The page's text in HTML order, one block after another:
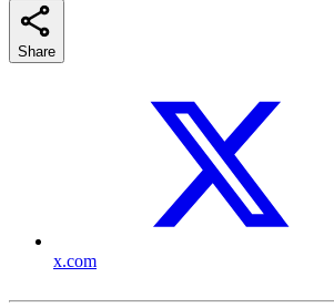
Share
x.com